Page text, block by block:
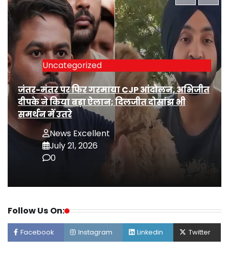
Uncategorized
जंतर-मंतर पर फिर गरमाया CJP आंदोलन, अभिजीत
दीपके ने किया बड़ा ऐलान; दिलजीत दोसांझ भी
समर्थन में उतरे
News Excellent
July 21, 2026
0
Follow Us On:
Facebook Instagram Linkedin Twitter